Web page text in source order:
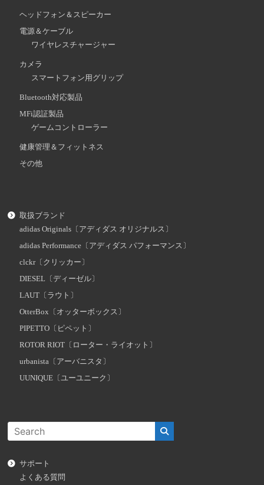
ヘッドフォン＆スピーカー
電源＆ケーブル
ワイヤレスチャージャー
カメラ
スマートフォン用グリップ
Bluetooth対応製品
MFi認証製品
ゲームコントローラー
健康管理＆フィットネス
その他
取扱ブランド
adidas Originals〔アディダス オリジナルス〕
adidas Performance〔アディダス パフォーマンス〕
clckr〔クリッカー〕
DIESEL〔ディーゼル〕
LAUT〔ラウト〕
OtterBox〔オッターボックス〕
PIPETTO〔ピペット〕
ROTOR RIOT〔ローター・ライオット〕
urbanista〔アーバニスタ〕
UUNIQUE〔ユーユニーク〕
サポート
よくある質問